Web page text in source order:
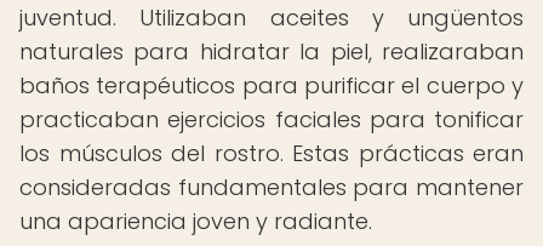
juventud. Utilizaban aceites y ungüentos
naturales para hidratar la piel, realizaraban
baños terapéuticos para purificar el cuerpo y
practicaban ejercicios faciales para tonificar
los músculos del rostro. Estas prácticas eran
consideradas fundamentales para mantener
una apariencia joven y radiante.